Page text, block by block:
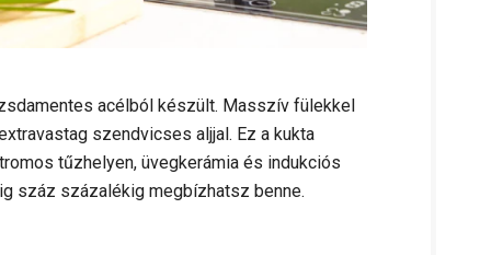
acélból készült. Masszív fülekkel
szendvicses aljjal. Ez a kukta
tűzhelyen, üvegkerámia és indukciós
száz százalékig megbízhatsz benne.